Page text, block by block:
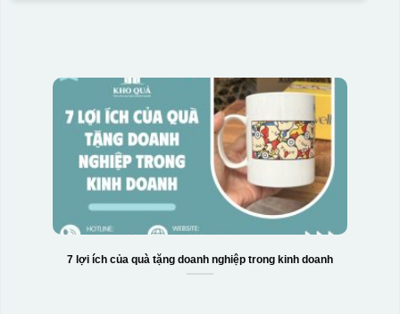
7 lợi ích của quà tặng doanh nghiệp trong kinh doanh